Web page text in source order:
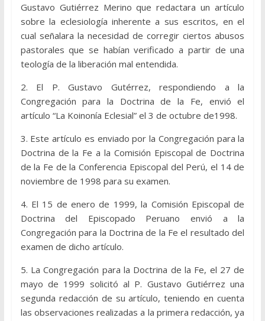
Gustavo Gutiérrez Merino que redactara un artículo
sobre la eclesiología inherente a sus escritos, en el
cual señalara la necesidad de corregir ciertos abusos
pastorales que se habían verificado a partir de una
teología de la liberación mal entendida.
2. El P. Gustavo Gutérrez, respondiendo a la
Congregación para la Doctrina de la Fe, envió el
artículo “La Koinonía Eclesial” el 3 de octubre de1998.
3. Este artículo es enviado por la Congregación para la
Doctrina de la Fe a la Comisión Episcopal de Doctrina
de la Fe de la Conferencia Episcopal del Perú, el 14 de
noviembre de 1998 para su examen.
4. El 15 de enero de 1999, la Comisión Episcopal de
Doctrina del Episcopado Peruano envió a la
Congregación para la Doctrina de la Fe el resultado del
examen de dicho artículo.
5. La Congregación para la Doctrina de la Fe, el 27 de
mayo de 1999 solicitó al P. Gustavo Gutiérrez una
segunda redacción de su artículo, teniendo en cuenta
las observaciones realizadas a la primera redacción, ya